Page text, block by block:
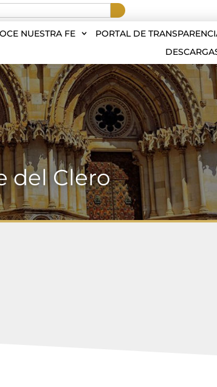
NUESTRA FE PORTAL DE
del Clero